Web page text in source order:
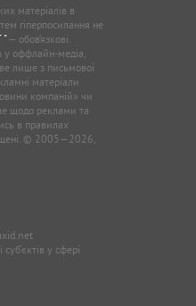
матеріалів в
гіперпосилання не
"— обов’язкові.
у оффлайн-медіа,
лише з письмової
матеріали
компаній» чи
щодо реклами та
в правилах
© 2005—2026,
у сфері